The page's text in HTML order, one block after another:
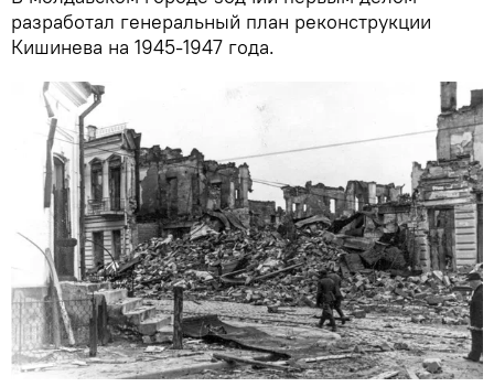
разработал генеральный план реконструкции
Кишинева на 1945-1947 года.